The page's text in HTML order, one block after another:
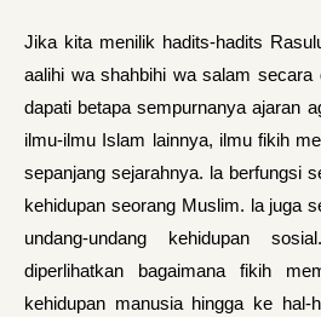
Jika kita menilik hadits-hadits
aalihi wa shahbihi wa salam secara
dapati betapa sempurnanya ajaran
ilmu-ilmu Islam lainnya, ilmu fikih
sepanjang sejarahnya. la berfungsi
kehidupan seorang Muslim. la juga
undang-undang kehidupan
diperlihatkan bagaimana fikih
kehidupan manusia hingga ke hal-